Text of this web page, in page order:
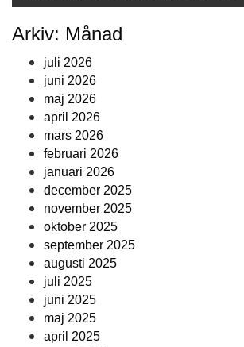
Arkiv: Månad
juli 2026
juni 2026
maj 2026
april 2026
mars 2026
februari 2026
januari 2026
december 2025
november 2025
oktober 2025
september 2025
augusti 2025
juli 2025
juni 2025
maj 2025
april 2025